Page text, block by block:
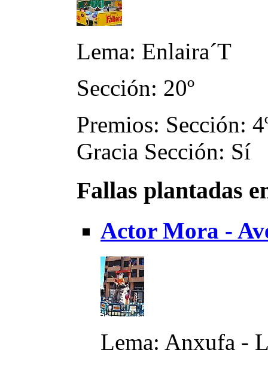
Lema: Enlaira´T
Sección: 20º
Premios: Sección:
Gracia Sección: Sí
Fallas plantadas
Actor Mora -
Lema: Anxufa -